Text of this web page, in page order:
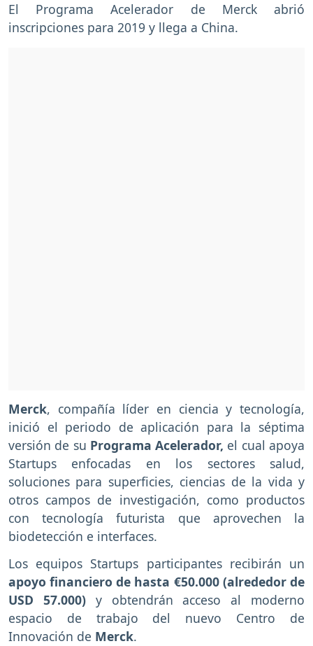
El Programa Acelerador de Merck abrió
inscripciones para 2019 y llega a China.
Merck, compañía líder en ciencia y tecnología,
inició el periodo de aplicación para la séptima
versión de su Programa Acelerador, el cual apoya
Startups enfocadas en los sectores salud,
soluciones para superficies, ciencias de la vida y
otros campos de investigación, como productos
con tecnología futurista que aprovechen la
biodetección e interfaces.
Los equipos Startups participantes recibirán un
apoyo financiero de hasta €50.000 (alrededor de
USD 57.000) y obtendrán acceso al moderno
espacio de trabajo del nuevo Centro de
Innovación de Merck.